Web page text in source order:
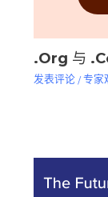
.Org 与
发表评论 /专家